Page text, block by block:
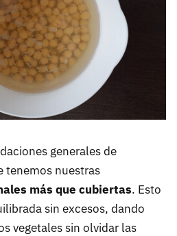
generales de
tenemos nuestras
más que cubiertas. Esto
sin excesos, dando
vegetales sin olvidar las